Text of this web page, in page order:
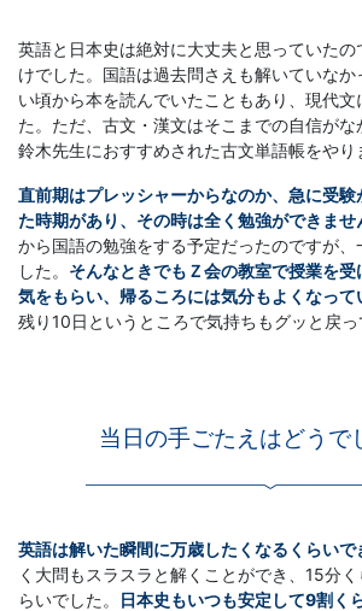
英語と日本史は絶対に大丈夫と思っていた
けでした。国語は過去問さえも解いていなか
い頃から本を読んでいたこともあり、現代文
た。ただ、古文・漢文はそこまでの自信が
鈴木先生におすすめされた古文単語帳をやり
直前期はプレッシャーからなのか、急に受験
た時期があり、その時は全く勉強ができませ
から国語の勉強をする予定だったのですが、
した。 そんなときでもＺ会の教室で授業を
気をもらい、帰るころには気分もよくなって
残り10日というところで気持ちもグッと戻っ
当日の手ごたえはどうで
英語は解いた瞬間に万歳したくなるくらいで
く大問もスラスラと解くことができ、15分く
らいでした。
日本史もいつも安定して9割く